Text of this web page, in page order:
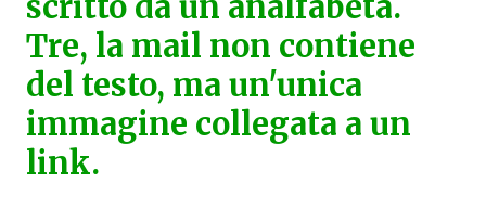
Tre, la mail non contiene
del testo, ma un'unica
immagine collegata a un
link.